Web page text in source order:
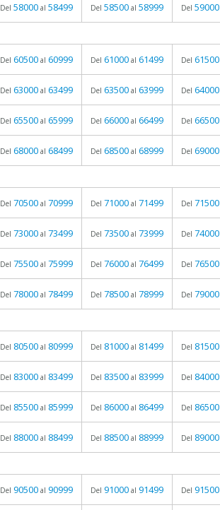
Del 58000 al 58499 Del 58500 al 58999 Del 59000
Del 60500 al 60999 Del 61000 al 61499 Del 61500
Del 63000 al 63499 Del 63500 al 63999 Del 64000
Del 65500 al 65999 Del 66000 al 66499 Del 66500
Del 68000 al 68499 Del 68500 al 68999 Del 69000
Del 70500 al 70999 Del 71000 al 71499 Del 71500
Del 73000 al 73499 Del 73500 al 73999 Del 74000
Del 75500 al 75999 Del 76000 al 76499 Del 76500
Del 78000 al 78499 Del 78500 al 78999 Del 79000
Del 80500 al 80999 Del 81000 al 81499 Del 81500
Del 83000 al 83499 Del 83500 al 83999 Del 84000
Del 85500 al 85999 Del 86000 al 86499 Del 86500
Del 88000 al 88499 Del 88500 al 88999 Del 89000
Del 90500 al 90999 Del 91000 al 91499 Del 91500